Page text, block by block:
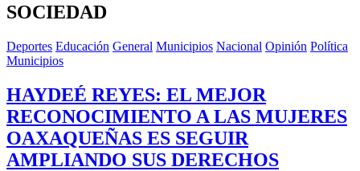
SOCIEDAD
Deportes Educación General Municipios Nacional Opinión Política
Municipios
HAYDEÉ REYES: EL MEJOR
RECONOCIMIENTO A LAS MUJERES
OAXAQUEÑAS ES SEGUIR
AMPLIANDO SUS DERECHOS